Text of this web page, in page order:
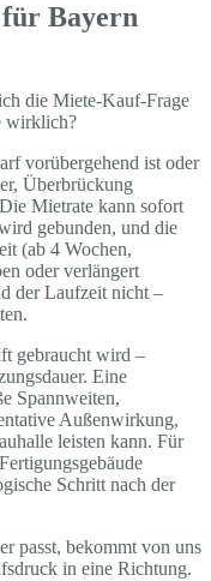
Bayern
die Miete-Kauf-Frage
wirklich?
vorübergehend ist oder
Überbrückung
Mietrate kann sofort
gebunden, und die
(ab 4 Wochen,
oder verlängert
der Laufzeit nicht –
gebraucht wird –
Eine
Spannweiten,
Außenwirkung,
leisten kann. Für
Schritt nach der
passt, bekommt von uns
in eine Richtung.